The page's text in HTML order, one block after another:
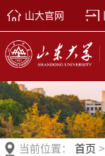
山大官网
当前位置： 首页 >